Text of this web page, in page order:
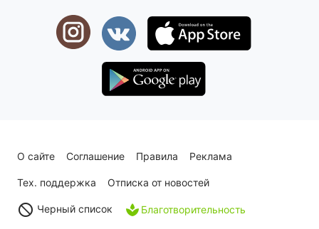
О сайте Соглашение Правила Реклама
Тех. поддержка Отписка от новостей
Черный список Благотворительность